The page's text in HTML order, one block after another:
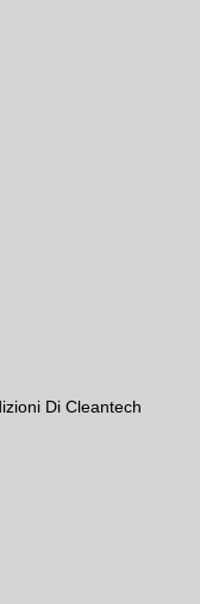
Di Cleantech